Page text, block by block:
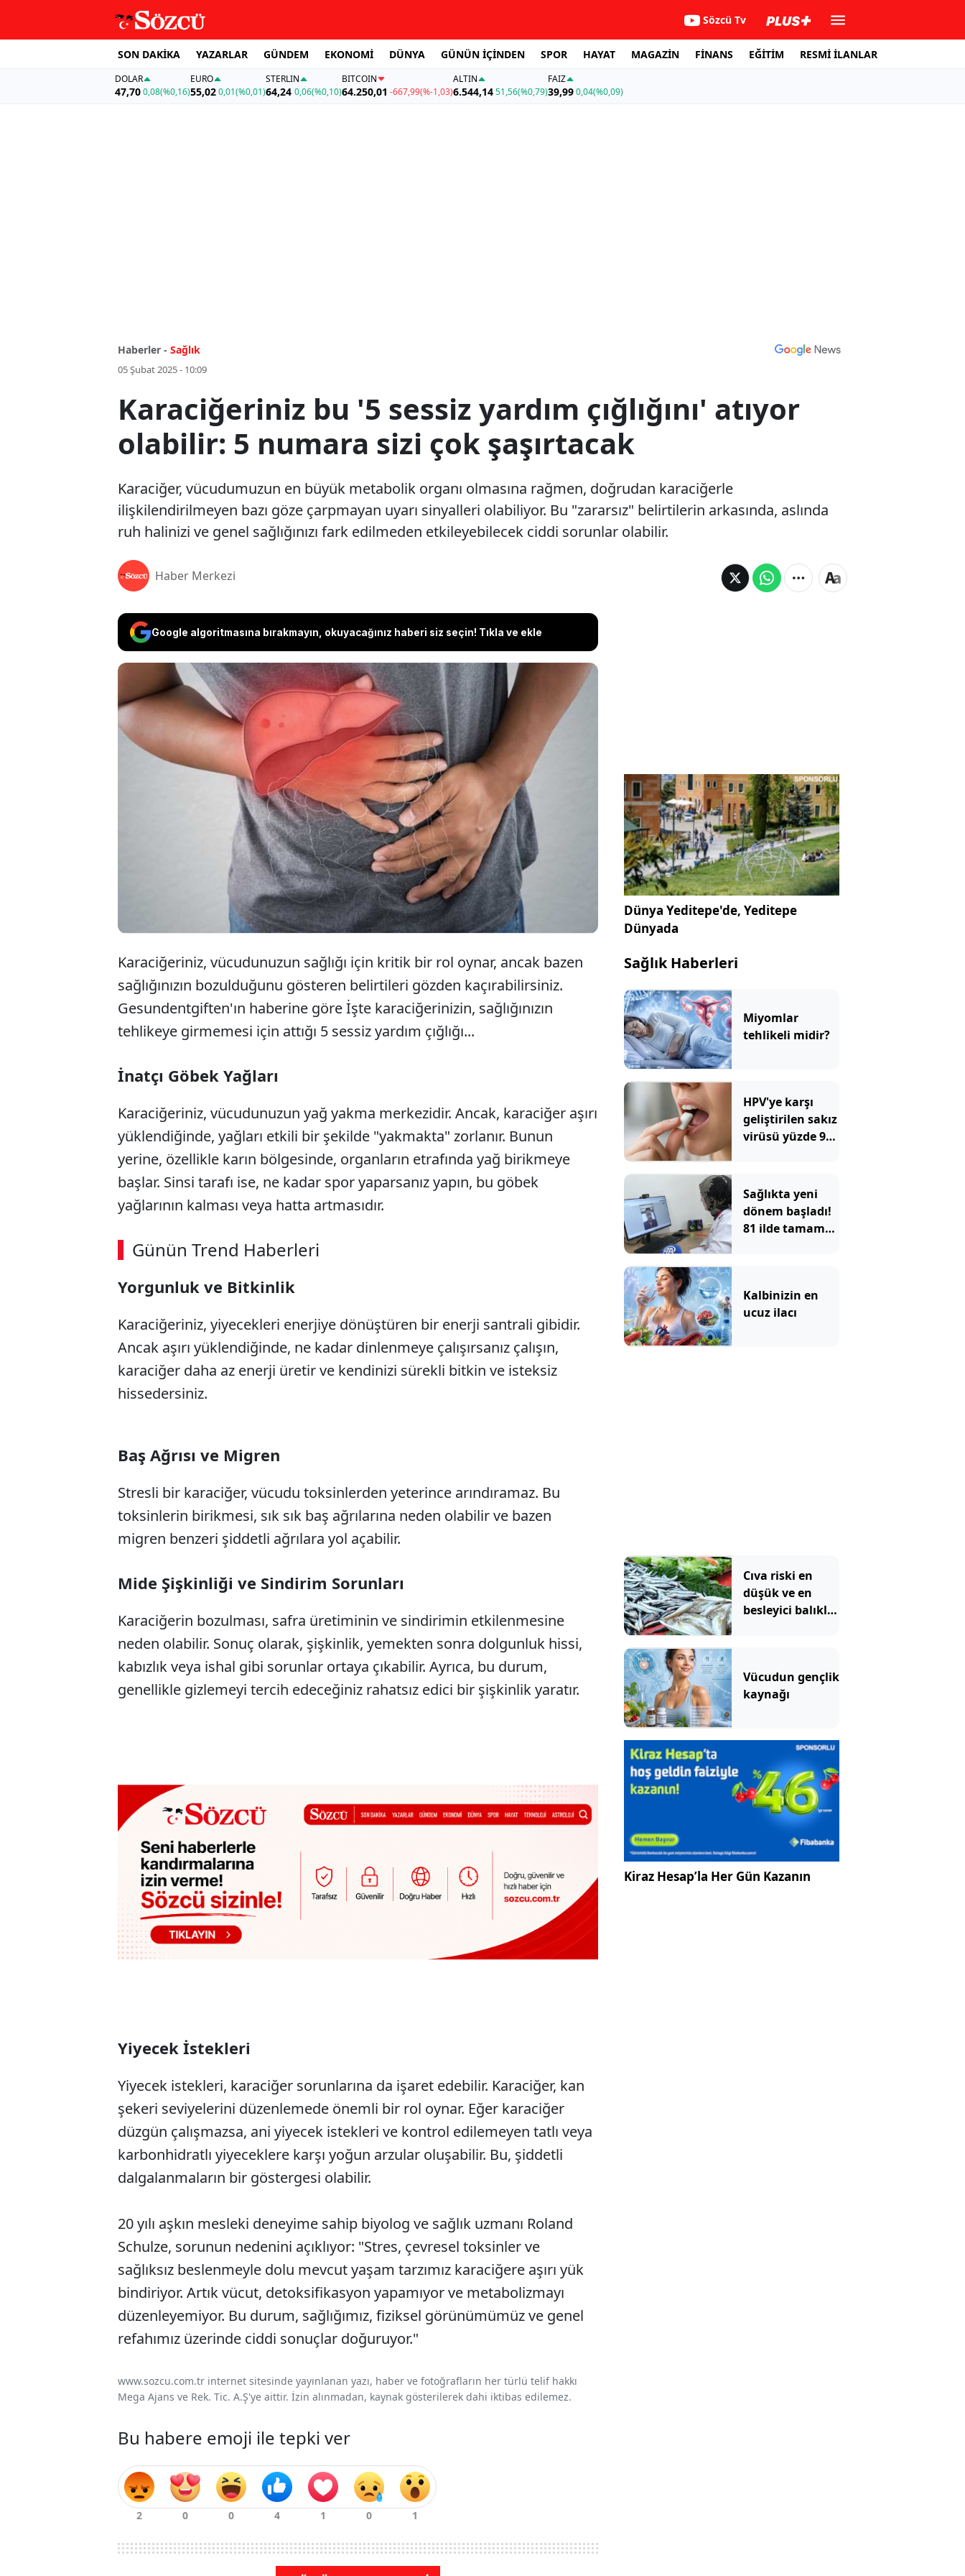
Sözcü Tv
SON DAKİKA YAZARLAR GÜNDEM EKONOMİ DÜNYA GÜNÜN İÇİNDEN SPOR HAYAT MAGAZİN FİNANS EĞİTİM RESMİ İLANLAR
DOLAR
47,700,08(%0,16)
EURO
55,02 0,01(%0,01)
STERLIN
64,24 0,06(%0,10)
BITCOIN
64.250,01 -667,99(%-1,03)
ALTIN
6.544,1451,56(%0,79)
FAİZ
39,990,04(%0,09)
Haberler - Sağlık
05 Şubat 2025 - 10:09
Karaciğeriniz bu '5 sessiz yardım çığlığını' atıyor
olabilir: 5 numara sizi çok şaşırtacak
Karaciğer, vücudumuzun en büyük metabolik organı olmasına rağmen, doğrudan karaciğerle
ilişkilendirilmeyen bazı göze çarpmayan uyarı sinyalleri olabiliyor. Bu "zararsız" belirtilerin arkasında, aslında
ruh halinizi ve genel sağlığınızı fark edilmeden etkileyebilecek ciddi sorunlar olabilir.
Haber Merkezi
Google algoritmasına bırakmayın, okuyacağınız haberi siz seçin! Tıkla ve ekle
Karaciğer, vücudumuzun en büyük metabolik organı olmasına
rağmen, doğrudan karaciğerle ilişkilendirilmeyen bazı göze
çarpmayan uyarı sinyalleri olabiliyor. Bu "zararsız" belirtilerin
arkasında, aslında ruh halinizi ve genel sağlığınızı fark edilmeden
etkileyebilecek ciddi sorunlar olabilir.
Karaciğeriniz, vücudunuzun sağlığı için kritik bir rol oynar, ancak bazen
sağlığınızın bozulduğunu gösteren belirtileri gözden kaçırabilirsiniz.
Gesundentgiften'ın haberine göre İşte karaciğerinizin, sağlığınızın
tehlikeye girmemesi için attığı 5 sessiz yardım çığlığı...
İnatçı Göbek Yağları
Karaciğeriniz, vücudunuzun yağ yakma merkezidir. Ancak, karaciğer aşırı
yüklendiğinde, yağları etkili bir şekilde "yakmakta" zorlanır. Bunun
yerine, özellikle karın bölgesinde, organların etrafında yağ birikmeye
başlar. Sinsi tarafı ise, ne kadar spor yaparsanız yapın, bu göbek
yağlarının kalması veya hatta artmasıdır.
Günün Trend Haberleri
00:02 / 09:08
Yorgunluk ve Bitkinlik
Karaciğeriniz, yiyecekleri enerjiye dönüştüren bir enerji santrali gibidir.
Ancak aşırı yüklendiğinde, ne kadar dinlenmeye çalışırsanız çalışın,
karaciğer daha az enerji üretir ve kendinizi sürekli bitkin ve isteksiz
hissedersiniz.
Baş Ağrısı ve Migren
Stresli bir karaciğer, vücudu toksinlerden yeterince arındıramaz. Bu
toksinlerin birikmesi, sık sık baş ağrılarına neden olabilir ve bazen
migren benzeri şiddetli ağrılara yol açabilir.
Mide Şişkinliği ve Sindirim Sorunları
Karaciğerin bozulması, safra üretiminin ve sindirimin etkilenmesine
neden olabilir. Sonuç olarak, şişkinlik, yemekten sonra dolgunluk hissi,
kabızlık veya ishal gibi sorunlar ortaya çıkabilir. Ayrıca, bu durum,
genellikle gizlemeyi tercih edeceğiniz rahatsız edici bir şişkinlik yaratır.
Yiyecek İstekleri
Yiyecek istekleri, karaciğer sorunlarına da işaret edebilir. Karaciğer, kan
şekeri seviyelerini düzenlemede önemli bir rol oynar. Eğer karaciğer
düzgün çalışmazsa, ani yiyecek istekleri ve kontrol edilemeyen tatlı veya
karbonhidratlı yiyeceklere karşı yoğun arzular oluşabilir. Bu, şiddetli
dalgalanmaların bir göstergesi olabilir.
20 yılı aşkın mesleki deneyime sahip biyolog ve sağlık uzmanı Roland
Schulze, sorunun nedenini açıklıyor: "Stres, çevresel toksinler ve
sağlıksız beslenmeyle dolu mevcut yaşam tarzımız karaciğere aşırı yük
bindiriyor. Artık vücut, detoksifikasyon yapamıyor ve metabolizmayı
düzenleyemiyor. Bu durum, sağlığımız, fiziksel görünümümüz ve genel
refahımız üzerinde ciddi sonuçlar doğuruyor."
www.sozcu.com.tr internet sitesinde yayınlanan yazı, haber ve fotoğrafların her türlü telif hakkı
Mega Ajans ve Rek. Tic. A.Ş'ye aittir. İzin alınmadan, kaynak gösterilerek dahi iktibas edilemez.
Bu habere emoji ile tepki ver
Dünya Yeditepe'de, Yeditepe
Dünyada
Sağlık Haberleri
Miyomlar
tehlikeli midir?
HPV'ye karşı
geliştirilen sakız
virüsü yüzde 93
Sağlıkta yeni
dönem başladı!
81 ilde tamamen
Kalbinizin en
ucuz ilacı
Cıva riski en
düşük ve en
besleyici balıklar
Vücudun gençlik
kaynağı
Kiraz Hesap’la Her Gün Kazanın